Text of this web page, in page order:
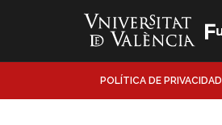
POLÍTICA DE PRIVACIDAD